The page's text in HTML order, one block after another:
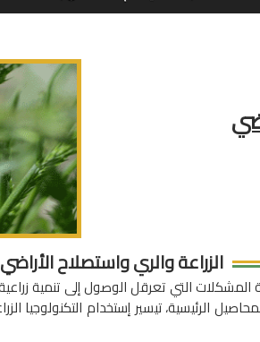
الزراعة والري واستصلاح الأراضي
التي تعرقل الوصول إلى تنمية
الرئيسية، تيسير إستخدام التكنولوجيا